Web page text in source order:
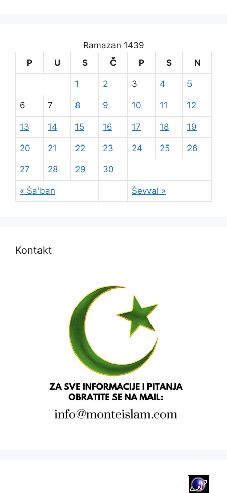
Ramazan 1439
P
U S Č P S N
« Ša'ban Ševval »
1 2 3 4 5
6 7 8 9 10 11 12
13 14 15 16 17 18 19
20 21 22 23 24 25 26
27 28 29 30
Kontakt